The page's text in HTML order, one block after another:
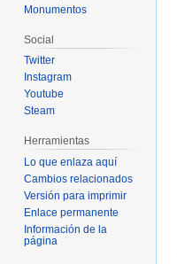
Monumentos
Social
Twitter
Instagram
Youtube
Steam
Herramientas
Lo que enlaza aquí
Cambios relacionados
Versión para imprimir
Enlace permanente
Información de la
página